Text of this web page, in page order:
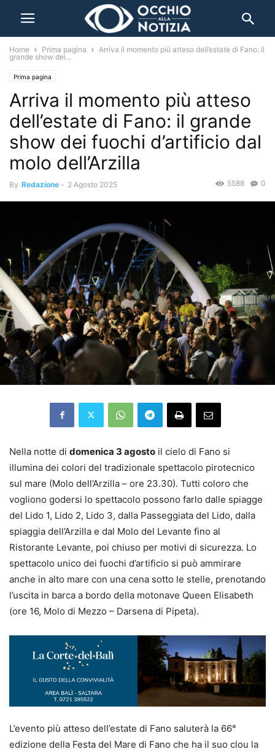
Home Prima pagina
Arriva il momento più atteso dell’estate di Fano: il
grande show dei...
Prima pagina
Arriva il momento più atteso
dell’estate di Fano: il grande
show dei fuochi d’artificio dal
molo dell’Arzilla
By Redazione - 2 Agosto 2025 0
5588
Nella notte di domenica 3 agosto il cielo di Fano si
illumina dei colori del tradizionale spettacolo pirotecnico
sul mare (Molo dell’Arzilla – ore 23.30). Tutti coloro che
vogliono godersi lo spettacolo possono farlo dalle spiagge
del Lido 1, Lido 2, Lido 3, dalla Passeggiata del Lido, dalla
spiaggia dell’Arzilla e dal Molo del Levante fino al
Ristorante Levante, poi chiuso per motivi di sicurezza. Lo
spettacolo unico dei fuochi d’artificio si può ammirare
anche in alto mare con una cena sotto le stelle, prenotando
l’uscita in barca a bordo della motonave Queen Elisabeth
(ore 16, Molo di Mezzo – Darsena di Pipeta).
L’evento più atteso dell’estate di Fano saluterà la 66°
edizione della Festa del Mare di Fano che ha il suo clou la